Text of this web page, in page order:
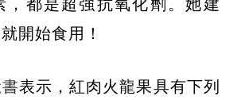
，都是超強抗氧化劑。她建
開始食用！
表示，紅肉火龍果具有下列